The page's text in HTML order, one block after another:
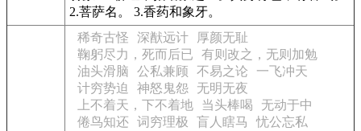
2.菩萨名。 3.香药和象牙。
稀奇古怪 深猷远计
厚颜无耻
鞠躬尽力，死而后已
有则改之，无则加勉
油头滑脑
公私兼顾 不易之论
一飞冲天
计穷势迫
神怒鬼怨
无明无夜
上不着天，下不着地
当头棒喝
无动于中
倦鸟知还
词穷理极 盲人瞎马
忧公忘私